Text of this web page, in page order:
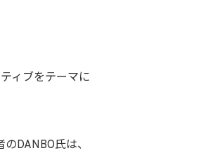
ィブをテーマに
DANBO氏は、